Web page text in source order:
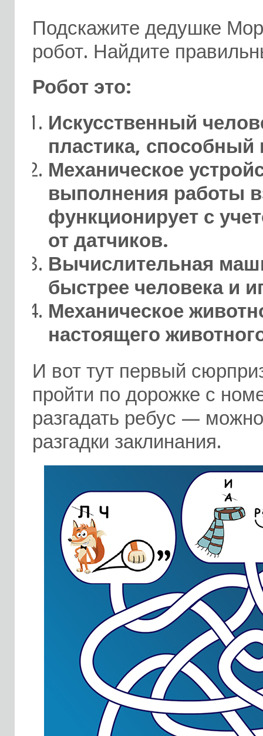
Подскажите дедушке
робот. Найдите
Робот это:
Искусственный
пластика, способный
Механическое
выполнения работы
функционирует с
от датчиков.
Вычислительная
быстрее человека и
Механическое
настоящего
И вот тут первый
пройти по дорожке с
разгадать ребус —
разгадки заклинания.